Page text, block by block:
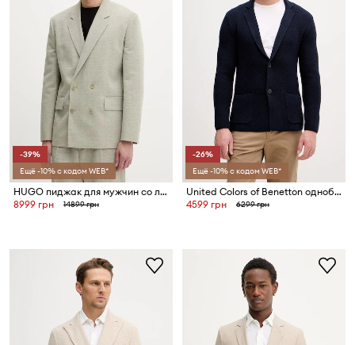
-39%
Ещё -10% с кодом WEB*
HUGO пиджак для мужчин со льном Karlo253F1X
8999 грн
14899 грн
-26%
Ещё -10% с кодом WEB*
United Colors of Benetton однобортный пиджак для мужчин с добавлением шерсти
4599 грн
6299 грн